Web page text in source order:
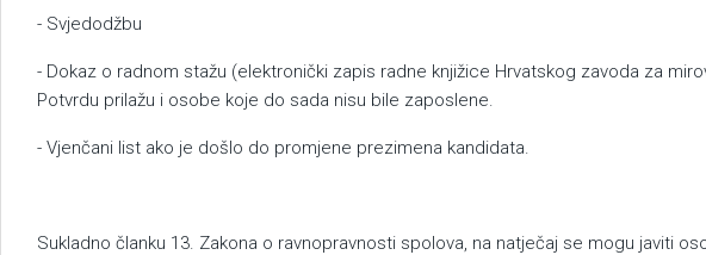
- Svjedodžbu
- Dokaz o radnom stažu (elektronički zapis radne knjižice Hrvatskog zavoda za
Potvrdu prilažu i osobe koje do sada nisu bile zaposlene.
- Vjenčani list ako je došlo do promjene prezimena kandidata.
Sukladno članku 13. Zakona o ravnopravnosti spolova, na natječaj se mogu javiti